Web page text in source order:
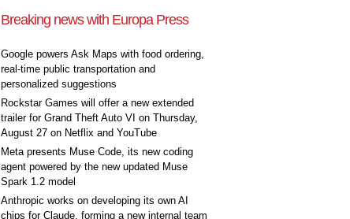
Breaking news with Europa Press
Google powers Ask Maps with food ordering,
real-time public transportation and
personalized suggestions
Rockstar Games will offer a new extended
trailer for Grand Theft Auto VI on Thursday,
August 27 on Netflix and YouTube
Meta presents Muse Code, its new coding
agent powered by the new updated Muse
Spark 1.2 model
Anthropic works on developing its own AI
chips for Claude, forming a new internal team